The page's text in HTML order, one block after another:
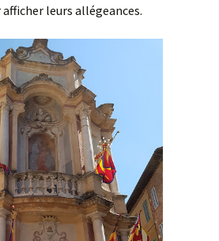
leurs allégeances.